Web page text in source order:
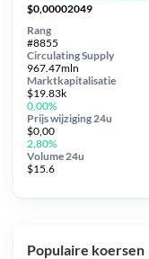
$0,00002049
Circulating Supply
967.47mln
Prijs wijziging 24u
$0,00
2,80%
Marktkapitalisatie
$19.83k
0,00%
Volume 24u
$15.6
Rang
#8855
Populaire koersen